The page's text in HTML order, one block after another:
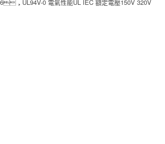
，UL94V-0 電氣性能UL IEC 額定電壓150V 320V